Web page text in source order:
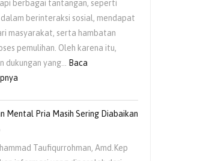
berbagai tantangan, seperti
berinteraksi sosial, mendapat
masyarakat, serta hambatan
pemulihan. Oleh karena itu,
dukungan yang…
Baca
Orang
Mental Pria Masih Sering Diabaikan
Taufiqurrohman, Amd.Kep